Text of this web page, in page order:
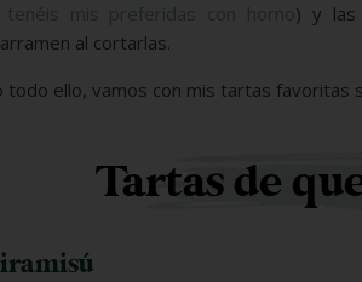
mis preferidas con horno) y las
al cortarlas.
todo ello, vamos con mis tartas favoritas
Tartas de